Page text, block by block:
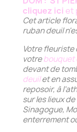
cliquez ici et
Cet article
ruban deuil
Votre fleuriste
votrebouquet
devant de
deuilet en
reposoir, à
sur les lieux
Sinagogue,
enterrement